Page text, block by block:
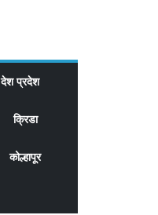
देश प्रदेश
क्रिडा
कोल्हापूर